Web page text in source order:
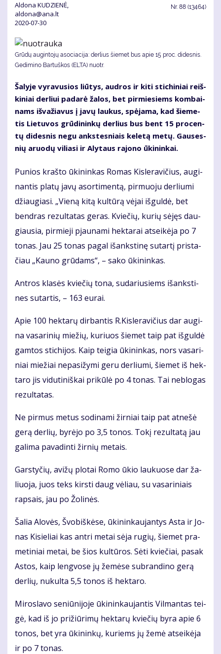
Aldona KUDZIENĖ,
aldona@ana.lt
2020-07-30
Nr. 88 (13464)
Grūdų augintojų asociacija: derlius šiemet bus apie 15 proc. didesnis.
Gedimino Bartuškos (ELTA) nuotr.
Ša­ly­je vy­ra­vu­sios liū­tys, aud­ros ir ki­ti sti­chi­niai reiš­
ki­niai der­liui pa­da­rė ža­los, bet pir­mie­siems kom­bai­
nams iš­va­žia­vus į ja­vų lau­kus, spė­ja­ma, kad šie­me­
tis Lie­tu­vos grū­di­nin­kų der­lius bus bent 15 pro­cen­
tų di­des­nis ne­gu anks­tes­niais ke­le­tą me­tų. Gau­ses­
nių aruo­dų vi­lia­si ir Aly­taus ra­jo­no ūki­nin­kai.
Pu­nios kraš­to ūki­nin­kas Ro­mas Kis­le­ra­vi­čius, au­gi­
nan­tis pla­tų ja­vų asor­ti­men­tą, pir­muo­ju der­liu­mi
džiau­gia­si. „Vie­ną ki­tą kul­tū­rą vė­jai iš­gul­dė, bet
ben­dras re­zul­ta­tas ge­ras. Kvie­čių, ku­rių sė­jęs dau­
giau­sia, pir­mie­ji pjau­na­mi hek­ta­rai at­sei­kė­ja po 7
to­nas. Jau 25 to­nas pa­gal iš­anks­ti­nę su­tar­tį pri­sta­
čiau „Kau­no grū­dams“, – sa­ko ūki­nin­kas.
Ant­ros kla­sės kvie­čių to­na, su­da­riu­siems iš­anks­ti­
nes su­tar­tis, – 163 eu­rai.
Apie 100 hek­ta­rų dir­ban­tis R.Kis­le­ra­vi­čius dar au­gi­
na va­sa­ri­nių mie­žių, ku­riuos šie­met taip pat iš­gul­dė
gam­tos sti­chi­jos. Kaip tei­gia ūki­nin­kas, nors va­sa­ri­
niai mie­žiai ne­pa­si­žy­mi ge­ru der­liu­mi, šie­met iš hek­
ta­ro jis vi­du­ti­niš­kai pri­kū­lė po 4 to­nas. Tai ne­blo­gas
re­zul­ta­tas.
Ne pir­mus me­tus so­di­na­mi žir­niai taip pat at­ne­šė
ge­rą der­lių, by­rė­jo po 3,5 to­nos. To­kį re­zul­ta­tą jau
ga­li­ma pa­va­din­ti žir­nių me­tais.
Gars­ty­čių, avi­žų plo­tai Ro­mo ūkio lau­kuo­se dar ža­
liuo­ja, juos teks kirs­ti daug vė­liau, su va­sa­ri­niais
rap­sais, jau po Žo­li­nės.
Ša­lia Alo­vės, Švo­biš­kė­se, ūki­nin­kau­jan­tys As­ta ir Jo­
nas Ki­sie­liai kas an­tri me­tai sė­ja ru­gių, šie­met pra­
me­ti­niai me­tai, be šios kul­tū­ros. Sė­ti kvie­čiai, pa­sak
As­tos, kaip leng­vo­se jų že­mė­se su­bran­di­no ge­rą
der­lių, nu­kul­ta 5,5 to­nos iš hek­ta­ro.
Mi­ros­la­vo se­niū­ni­jo­je ūki­nin­kau­jan­tis Vil­man­tas tei­
gė, kad iš jo pri­žiū­ri­mų hek­ta­rų kvie­čių by­ra apie 6
to­nos, bet yra ūki­nin­kų, ku­riems jų že­mė at­sei­kė­ja
ir po 7 to­nas.